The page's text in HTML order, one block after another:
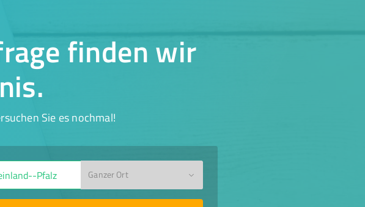
finden wir
Sie es nochmal!
Ganzer Ort